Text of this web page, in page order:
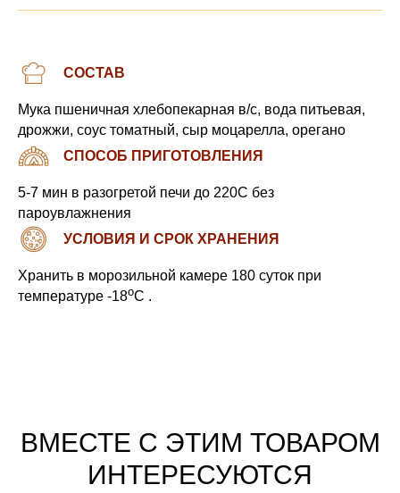
СОСТАВ
Мука пшеничная хлебопекарная в/с, вода питьевая,
дрожжи, соус томатный, сыр моцарелла, орегано
СПОСОБ ПРИГОТОВЛЕНИЯ
5-7 мин в разогретой печи до 220С без
пароувлажнения
УСЛОВИЯ И СРОК ХРАНЕНИЯ
Хранить в морозильной камере 180 суток при
температуре -18oС .
ВМЕСТЕ С ЭТИМ ТОВАРОМ
ИНТЕРЕСУЮТСЯ